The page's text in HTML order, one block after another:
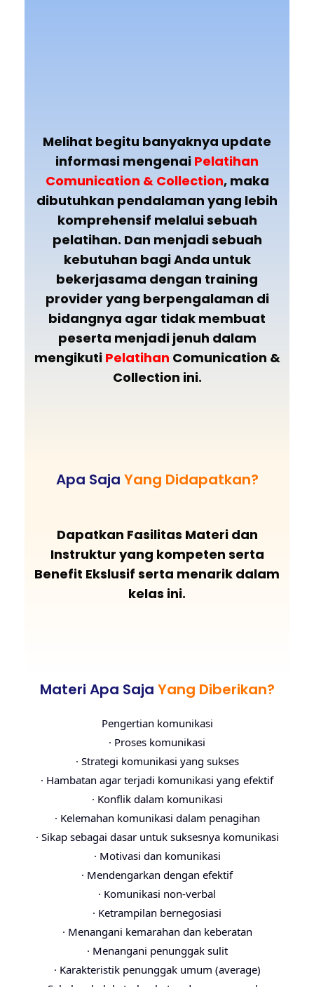
Melihat begitu banyaknya update
informasi mengenai Pelatihan
Comunication & Collection, maka
dibutuhkan pendalaman yang lebih
komprehensif melalui sebuah
pelatihan. Dan menjadi sebuah
kebutuhan bagi Anda untuk
bekerjasama dengan training
provider yang berpengalaman di
bidangnya agar tidak membuat
peserta menjadi jenuh dalam
mengikuti Pelatihan Comunication &
Collection ini.
Apa Saja Yang Didapatkan?
Dapatkan Fasilitas Materi dan
Instruktur yang kompeten serta
Benefit Ekslusif serta menarik dalam
kelas ini.
Materi Apa Saja Yang Diberikan?
Pengertian komunikasi
· Proses komunikasi
· Strategi komunikasi yang sukses
· Hambatan agar terjadi komunikasi yang efektif
· Konflik dalam komunikasi
· Kelemahan komunikasi dalam penagihan
· Sikap sebagai dasar untuk suksesnya komunikasi
· Motivasi dan komunikasi
· Mendengarkan dengan efektif
· Komunikasi non-verbal
· Ketrampilan bernegosiasi
· Menangani kemarahan dan keberatan
· Menangani penunggak sulit
· Karakteristik penunggak umum (average)